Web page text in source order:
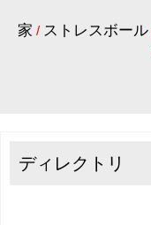
家 / ストレスボール
ディレクトリ